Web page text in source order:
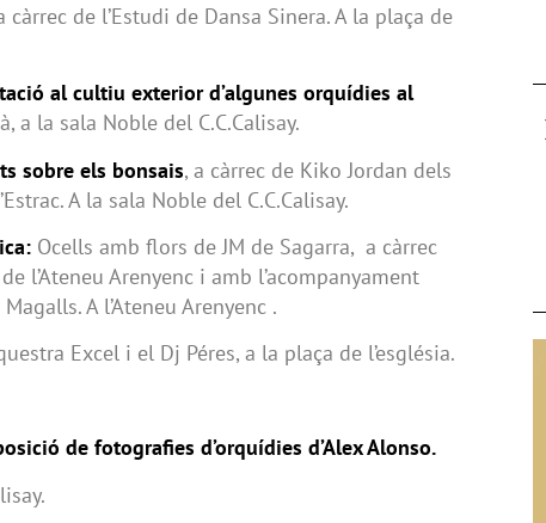
càrrec de l’Estudi de Dansa Sinera. A la plaça de
al cultiu exterior d’algunes orquídies al
a la sala Noble del C.C.Calisay.
sobre els bonsais, a càrrec de Kiko Jordan dels
A la sala Noble del C.C.Calisay.
Ocells amb flors de JM de Sagarra, a càrrec
l’Ateneu Arenyenc i amb l’acompanyament
A l’Ateneu Arenyenc .
Excel i el Dj Péres, a la plaça de l’església.
de fotografies d’orquídies d’Alex Alonso.